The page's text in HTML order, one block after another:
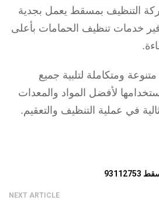
التنظيف بمسقط يعمل بجدية
خدمات تنظيف الحمامات بأعلى
ومتكاملة لتلبية جميع
لأفضل المواد والمعدات
في عملية التنظيف والتعقيم.
NEXT ARTICLE